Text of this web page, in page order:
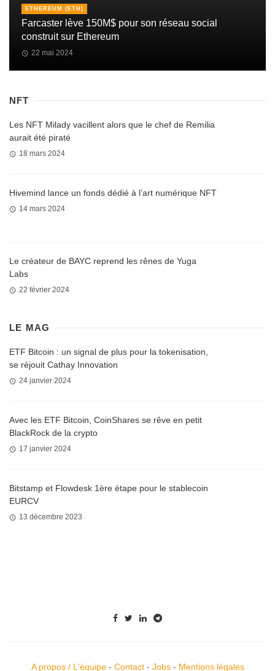
ETHEREUM (ETH)
Farcaster lève 150M$ pour son réseau social
construit sur Ethereum
22 mai 2024
NFT
Les NFT Milady vacillent alors que le chef de Remilia
aurait été piraté
18 mars 2024
Hivemind lance un fonds dédié à l’art numérique NFT
14 mars 2024
Le créateur de BAYC reprend les rênes de Yuga
Labs
22 février 2024
LE MAG
ETF Bitcoin : un signal de plus pour la tokenisation,
se réjouit Cathay Innovation
24 janvier 2024
Avec les ETF Bitcoin, CoinShares se rêve en petit
BlackRock de la crypto
17 janvier 2024
Bitstamp et Flowdesk 1ère étape pour le stablecoin
EURCV
13 décembre 2023
A propos / L'équipe- Contact- Jobs- Mentions légales